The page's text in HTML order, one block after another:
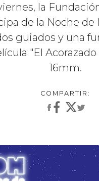
la
de la Noche de
guiados y una
"El
16mm.